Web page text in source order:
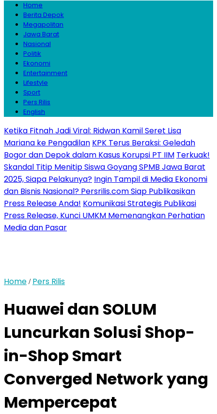
Home
Berita Depok
Megapolitan
Jawa Barat
Nasional
Politik
Ekonomi
Entertainment
Lifestyle
Sport
Pers Rilis
English
Ketika Fitnah Jadi Viral: Ridwan Kamil Seret Lisa
Mariana ke Pengadilan KPK Terus Beraksi: Geledah
Bogor dan Depok dalam Kasus Korupsi PT IIM Terkuak!
Skandal Titip Menitip Siswa Goyang SPMB Jawa Barat
2025, Siapa Pelakunya? Ingin Tampil di Media Ekonomi
dan Bisnis Nasional? Persrilis.com Siap Publikasikan
Press Release Anda! Komunikasi Strategis Publikasi
Press Release, Kunci UMKM Memenangkan Perhatian
Media dan Pasar
Home / Pers Rilis
Huawei dan SOLUM
Luncurkan Solusi Shop-
in-Shop Smart
Converged Network yang
Mempercepat